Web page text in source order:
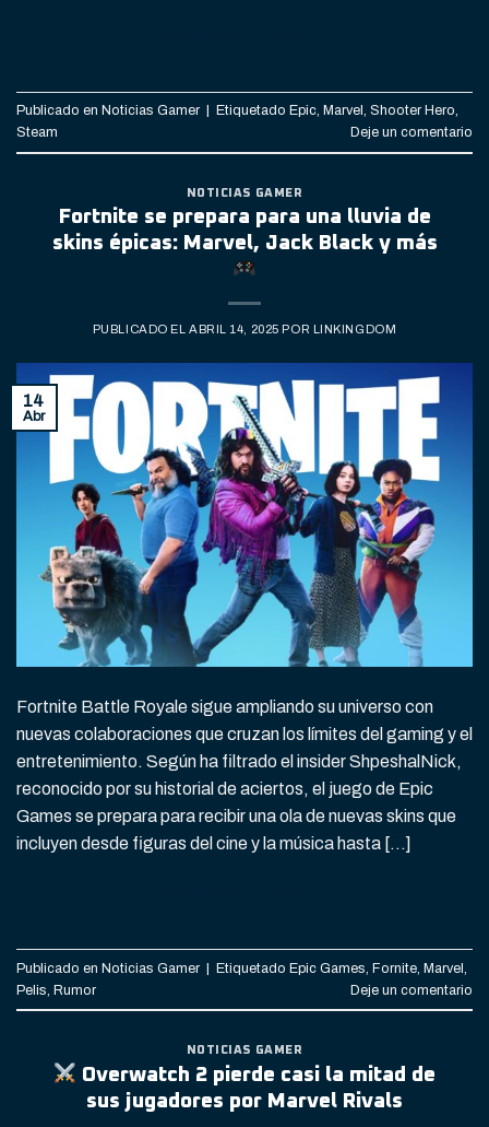
Publicado en Noticias Gamer Etiquetado Epic, Marvel , Shooter Hero,
Steam
Deje un comentario
NOTICIAS GAMER
Fortnite se prepara para una lluvia de
skins épicas: Marvel, Jack Black y más
PUBLICADO EL ABRIL 14, 2025 POR LINKINGDOM
14
Abr
Fortnite Battle Royale sigue ampliando su universo con
nuevas colaboraciones que cruzan los límites del gaming y el
entretenimiento. Según ha filtrado el insider ShpeshalNick,
reconocido por su historial de aciertos, el juego de Epic
Games se prepara para recibir una ola de nuevas skins que
incluyen desde figuras del cine y la música hasta […]
Publicado en Noticias Gamer | Etiquetado Epic Games Fornite Marvel
Pelis Rumor Deje un comentario
NOTICIAS GAMER
Overwatch 2 pierde casi la mitad de
sus jugadores por Marvel Rivals